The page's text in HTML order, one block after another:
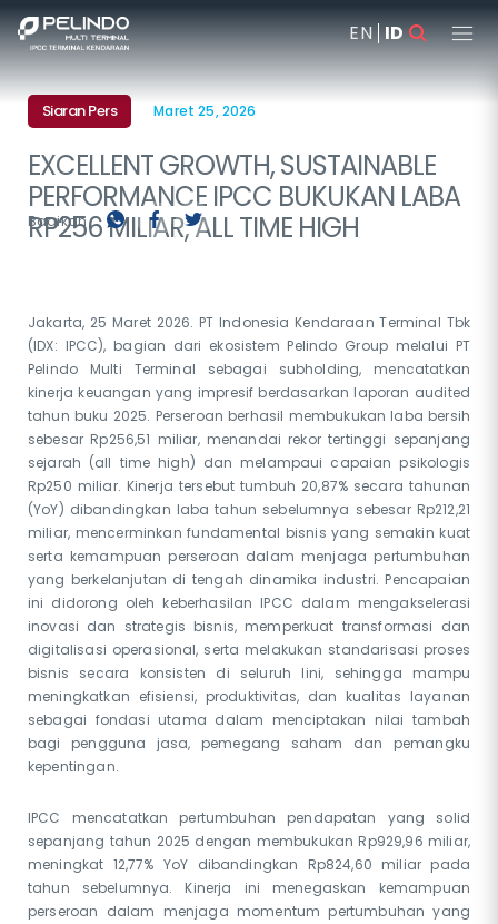
EN ID
Siaran Pers Maret 25, 2026
EXCELLENT GROWTH, SUSTAINABLE
PERFORMANCE IPCC BUKUKAN LABA
RP256 MILIAR, ALL TIME HIGH
Jakarta, 25 Maret 2026. PT Indonesia Kendaraan Terminal Tbk
(IDX: IPCC), bagian dari ekosistem Pelindo Group melalui PT
Pelindo Multi Terminal sebagai subholding, mencatatkan
kinerja keuangan yang impresif berdasarkan laporan audited
tahun buku 2025. Perseroan berhasil membukukan laba bersih
sebesar Rp256,51 miliar, menandai rekor tertinggi sepanjang
sejarah (all time high) dan melampaui capaian psikologis
Rp250 miliar. Kinerja tersebut tumbuh 20,87% secara tahunan
(YoY) dibandingkan laba tahun sebelumnya sebesar Rp212,21
miliar, mencerminkan fundamental bisnis yang semakin kuat
serta kemampuan perseroan dalam menjaga pertumbuhan
yang berkelanjutan di tengah dinamika industri. Pencapaian
ini didorong oleh keberhasilan IPCC dalam mengakselerasi
inovasi dan strategis bisnis, memperkuat transformasi dan
digitalisasi operasional, serta melakukan standarisasi proses
bisnis secara konsisten di seluruh lini, sehingga mampu
meningkatkan efisiensi, produktivitas, dan kualitas layanan
sebagai fondasi utama dalam menciptakan nilai tambah
bagi pengguna jasa, pemegang saham dan pemangku
kepentingan.
IPCC mencatatkan pertumbuhan pendapatan yang solid
sepanjang tahun 2025 dengan membukukan Rp929,96 miliar,
meningkat 12,77% YoY dibandingkan Rp824,60 miliar pada
tahun sebelumnya. Kinerja ini menegaskan kemampuan
perseroan dalam menjaga momentum pertumbuhan yang
Bagikan :